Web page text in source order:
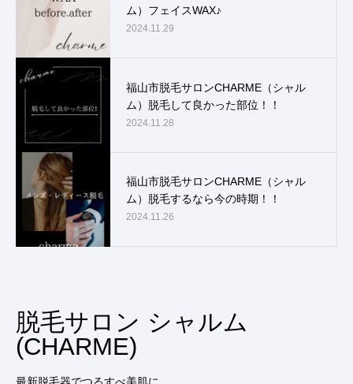
ム）フェイスWAX♪
2024.11.29
福山市脱毛サロンCHARME（シャル
ム）脱毛して良かった部位！！
2024.11.28
福山市脱毛サロンCHARME（シャル
ム）脱毛するなら今の時期！！
2024.11.26
脱毛サロン シャルム
(CHARME)